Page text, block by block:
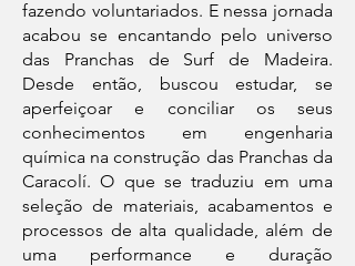
fazendo voluntariados. E nessa jornada
acabou se encantando pelo universo
das Pranchas de Surf de Madeira.
Desde então, buscou estudar, se
aperfeiçoar e conciliar os seus
conhecimentos em engenharia
química na construção das Pranchas da
Caracolí. O que se traduziu em uma
seleção de materiais, acabamentos e
processos de alta qualidade, além de
uma performance e duração